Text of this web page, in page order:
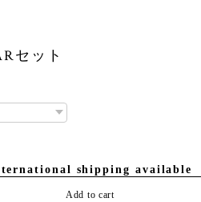
セット
shipping available
Add to cart